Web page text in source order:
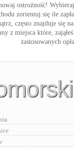
ostrożność!
zorientuj się ile
często znajduje się
z miejsca które,
zastosowanych